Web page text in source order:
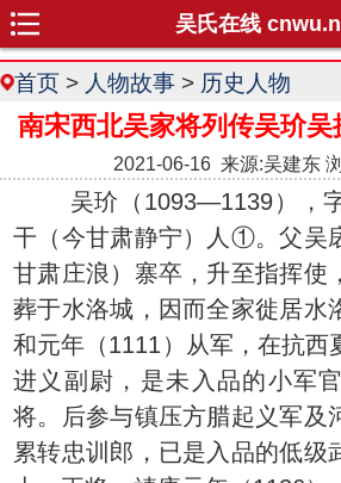
吴氏在线
首页 > 人物故事 > 历史人物
南宋西北吴家将列传吴玠
2021-06-16 来源:吴建东
吴玠（1093—1139），字
干（今甘肃静宁）人①。父吴
甘肃庄浪）寨卒，升至指挥使
葬于水洛城，因而全家徙居水
和元年（1111）从军，在抗西
进义副尉，是未入品的小军
将。后参与镇压方腊起义军及
累转忠训郎，已是入品的低级